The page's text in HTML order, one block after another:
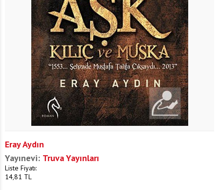
Eray Aydın
Yayınevi: Truva Yayınları
Liste Fiyatı:
14,81 TL